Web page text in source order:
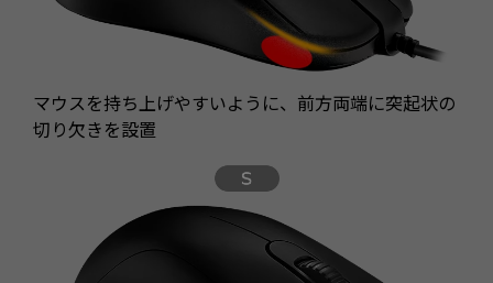
マウスを持ち上げやすいように、前方両端に突起状の
切り欠きを設置